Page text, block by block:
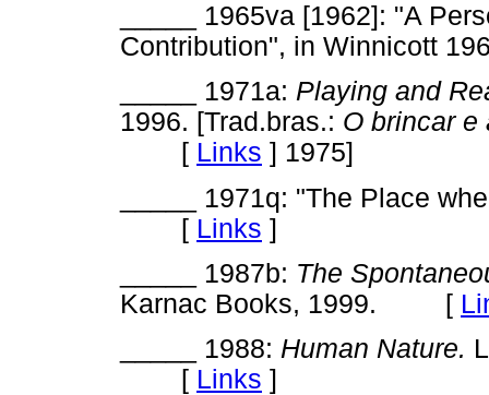
_____ 1965va [1962]: "A
Contribution", in
_____ 1971a: Playing and
1996. [Trad.bras.: O brincar e
[ Links ] 1975]
_____ 1971q: "The Place
[ Links ]
_____ 1987b: The
Karnac Books, 1999. [
_____ 1988: Human Nature.
[ Links ]